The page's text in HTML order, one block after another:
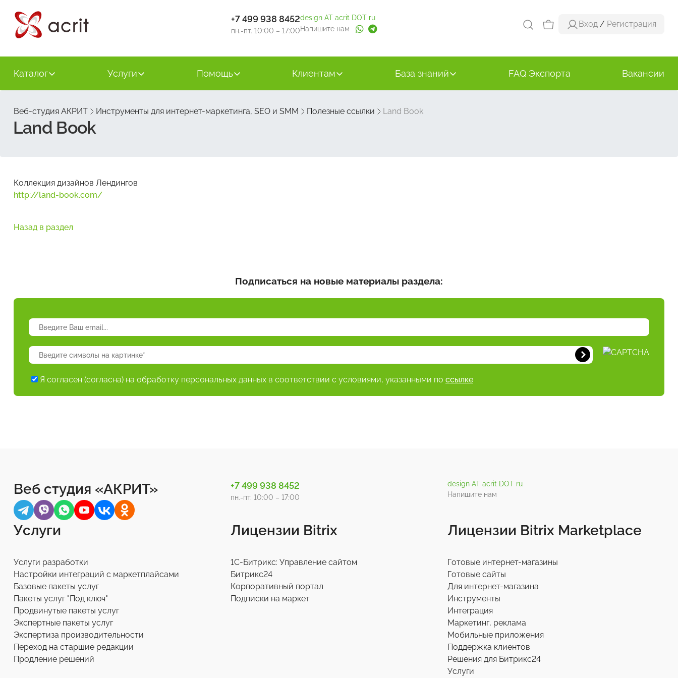
+7 499 938 8452
пн.-пт. 10:00 – 17:00
design AT acrit DOT ru
Напишите нам
Вход / Регистрация
Каталог Услуги Помощь Клиентам База знаний FAQ Экспорта Вакансии
Веб-студия АКРИТ Инструменты для интернет-маркетинга, SEO и SMM Полезные ссылки Land Book
Land Book
Коллекция дизайнов Лендингов
http://land-book.com/
Назад в раздел
Подписаться на новые материалы раздела:
Я согласен (согласна) на обработку персональных данных в соответствии с условиями, указанными по ссылке
Веб студия «АКРИТ» +7 499 938 8452
пн.-пт. 10:00 – 17:00
design AT acrit DOT ru
Напишите нам
Услуги
Услуги разработки
Настройки интеграций с маркетплайсами
Базовые пакеты услуг
Пакеты услуг "Под ключ"
Продвинутые пакеты услуг
Экспертные пакеты услуг
Экспертиза производительности
Переход на старшие редакции
Продление решений
Лицензии Bitrix
1С-Битрикс: Управление сайтом
Битрикс24
Корпоративный портал
Подписки на маркет
Лицензии Bitrix Marketplace
Готовые интернет-магазины
Готовые сайты
Для интернет-магазина
Инструменты
Интеграция
Маркетинг, реклама
Мобильные приложения
Поддержка клиентов
Решения для Битрикс24
Услуги